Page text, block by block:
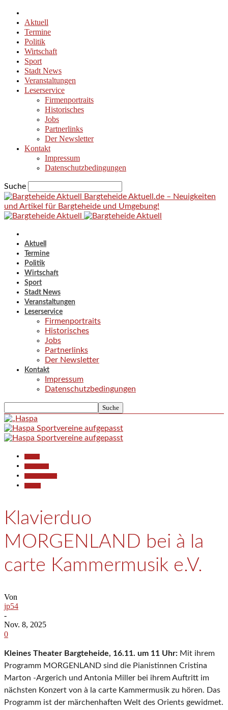
Aktuell
Termine
Politik
Wirtschaft
Sport
Stadt News
Veranstaltungen
Leserservice
Firmenportraits
Historisches
Jobs
Partnerlinks
Der Newsletter
Kontakt
Impressum
Datenschutzbedingungen
Suche
Bargteheide Aktuell.de – Neuigkeiten
und Artikel für Bargteheide und Umgebung!
Aktuell
Termine
Politik
Wirtschaft
Sport
Stadt News
Veranstaltungen
Leserservice
Firmenportraits
Historisches
Jobs
Partnerlinks
Der Newsletter
Kontakt
Impressum
Datenschutzbedingungen
Klavierduo
MORGENLAND bei à la
carte Kammermusik e.V.
Von
jp54
-
Nov. 8, 2025
0
Kleines Theater Bargteheide, 16.11. um 11 Uhr: Mit ihrem
Programm MORGENLAND sind die Pianistinnen Cristina
Marton -Argerich und Antonia Miller bei ihrem Auftritt im
nächsten Konzert von à la carte Kammermusik zu hören. Das
Programm ist der märchenhaften Welt des Orients gewidmet.